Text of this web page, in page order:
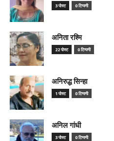
3 पोस्ट 0 टिप्पणी
अनिता रश्मि
22 पोस्ट 0 टिप्पणी
अनिरुद्ध सिन्हा
1 पोस्ट 0 टिप्पणी
अनिल गांधी
3 पोस्ट 0 टिप्पणी